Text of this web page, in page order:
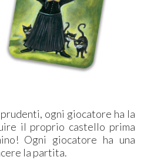
ogni giocatore ha la
il proprio castello prima
Ogni giocatore ha una
la partita.